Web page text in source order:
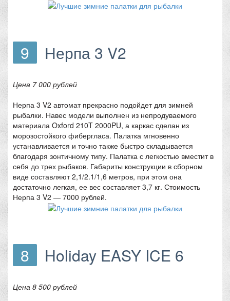
9 Нерпа 3 V2
Цена 7 000 рублей
Нерпа 3 V2 автомат прекрасно подойдет для зимней
рыбалки. Навес модели выполнен из непродуваемого
материала Oxford 210T 2000PU, а каркас сделан из
морозостойкого фибергласа. Палатка мгновенно
устанавливается и точно также быстро складывается
благодаря зонтичному типу. Палатка с легкостью вместит в
себя до трех рыбаков. Габариты конструкции в сборном
виде составляют 2,1/2.1/1,6 метров, при этом она
достаточно легкая, ее вес составляет 3,7 кг. Стоимость
Нерпа 3 V2 — 7000 рублей.
8 Holiday EASY ICE 6
Цена 8 500 рублей